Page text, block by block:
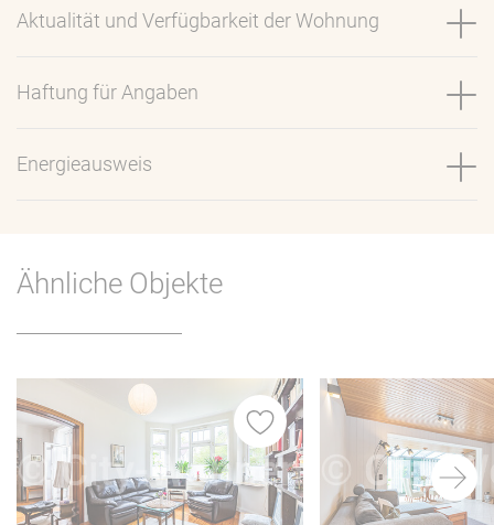
Aktualität und Verfügbarkeit der Wohnung
Haftung für Angaben
Energieausweis
Ähnliche Objekte
Merkliste